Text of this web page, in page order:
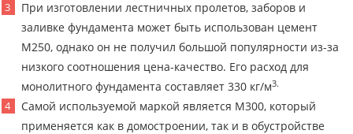
При изготовлении лестничных пролетов, заборов и
заливке фундамента может быть использован цемент
М250, однако он не получил большой популярности из-за
низкого соотношения цена-качество. Его расход для
монолитного фундамента составляет 330 кг/м3.
Самой используемой маркой является М300, который
применяется как в домостроении, так и в обустройстве